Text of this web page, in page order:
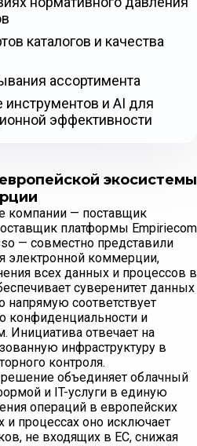
экосистемы
компании — поставщик
платформы Empiriecom
— совместно представили
электронной коммерции,
всех данных и процессов в
суверенитет данных
напрямую соответствует
конфиденциальности и
Инициатива отвечает на
инфраструктуру в
контроля.
объединяет облачный
и IT-услуги в единую
операций в европейских
и процессах оно исключает
не входящих в ЕС, снижая
каталогов и качества
ассортимента
инструментов и AI для
эффективности